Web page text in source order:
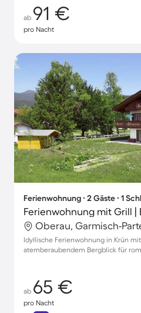
ab 91 €
pro Nacht
Ferienwohnung ∙ 2 Gäste ∙ 1
Ferienwohnung mit Grill |
Idyllische Ferienwohnung in Krün
atemberaubendem Bergblick für
ab 65 €
pro Nacht